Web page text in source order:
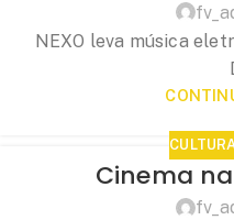
NEXO leva música
Cinema